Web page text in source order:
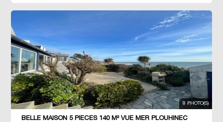
8 PHOTO(S)
BELLE MAISON 5 PIECES 140 M² VUE MER PLOUHINEC